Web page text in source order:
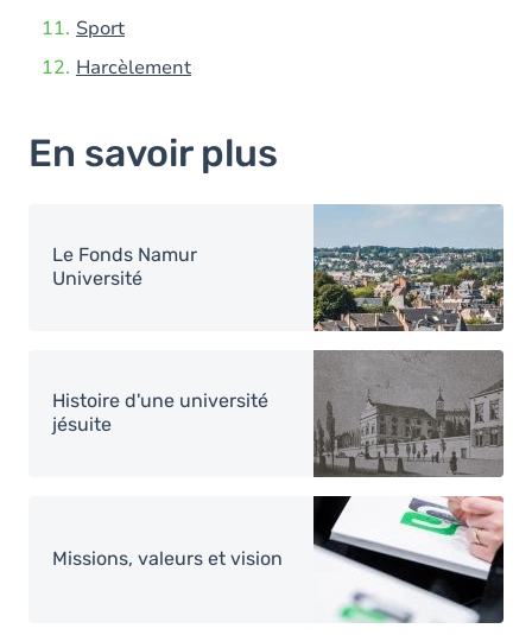
Sport
Harcèlement
En savoir plus
Le Fonds Namur
Université
Image
Histoire d'une université
jésuite
Image
Missions, valeurs et vision